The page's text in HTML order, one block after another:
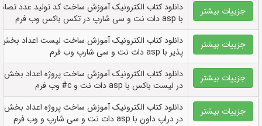
جزییات بیشتر
دانلود کتاب الکترونيک آموزش ساخت کد تولید عدد
با asp دات نت و سی شارپ در تکس باکس وب فرم
جزییات بیشتر
دانلود کتاب الکترونيک آموزش ساخت لیست اعداد بخش
پذیر با asp دات نت و سی شارپ وب فرم
جزییات بیشتر
دانلود کتاب الکترونيک آموزش ساخت پروژه اعداد بخش
در لیست باکس با asp دات نت و c# وب فرم
جزییات بیشتر
دانلود کتاب الکترونيک آموزش ساخت پروژه اعداد بخش
در دراپ داون با asp دات نت و سی شارپ و وب فرم